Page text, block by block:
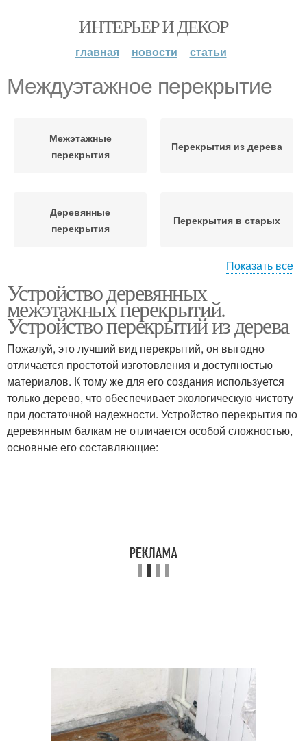
ИНТЕРЬЕР И ДЕКОР
главная новости статьи
Междуэтажное перекрытие
Межэтажные
перекрытия
Перекрытия из дерева
Деревянные
перекрытия
Перекрытия в старых
Деревянное перекрытие
этажами
Перекрытия между
этажами
Перекрытия по
деревянным балкам
Перекрытия в
многоквартирном доме
Требования к
деревянном доме
доме
Перекрытия в домах Перекрытия в доме
Показать все
Устройство деревянных
межэтажных перекрытий.
Устройство перекрытий из дерева
Пожалуй, это лучший вид перекрытий, он выгодно
отличается простотой изготовления и доступностью
материалов. К тому же для его создания используется
только дерево, что обеспечивает экологическую чистоту
при достаточной надежности. Устройство перекрытия по
деревянным балкам не отличается особой сложностью,
основные его составляющие: